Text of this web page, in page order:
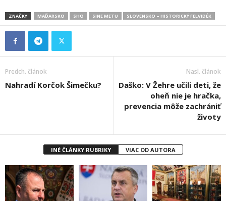
ZNAČKY MAĎARSKO SHO SINE METU SLOVENSKO – HISTORICKÝ FELVIDÉK
Predch. článok
Nahradí Korčok Šimečku?
Nasl. článok
Daško: V Žehre učili deti, že
oheň nie je hračka,
prevencia môže zachrániť
životy
INÉ ČLÁNKY RUBRIKY VIAC OD AUTORA